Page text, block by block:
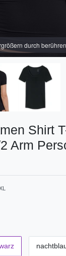
durch berühren
Shirt
Arm